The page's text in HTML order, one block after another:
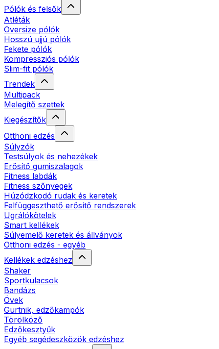
Pólók és felsők
Atléták
Oversize pólók
Hosszú ujjú pólók
Fekete pólók
Kompressziós pólók
Slim-fit pólók
Trendek
Multipack
Melegítő szettek
Kiegészítők
Otthoni edzés
Súlyzók
Testsúlyok és nehezékek
Erősítő gumiszalagok
Fitness labdák
Fitness szőnyegek
Húzódzkodó rudak és keretek
Felfüggeszthető erősítő rendszerek
Ugrálókötelek
Smart kellékek
Súlyemelő keretek és állványok
Otthoni edzés - egyéb
Kellékek edzéshez
Shaker
Sportkulacsok
Bandázs
Övek
Gurtnik, edzőkampók
Törölköző
Edzőkesztyűk
Egyéb segédeszközök edzéshez